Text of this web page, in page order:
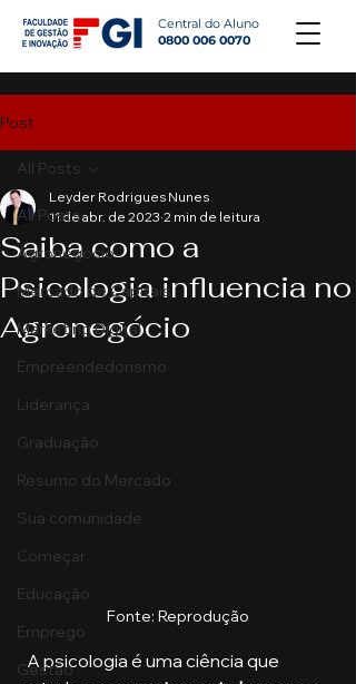
Central do Aluno
0800 006 0070
Post
All Posts
Agronegócio
Mercado de Capitais
Marketing Digital
Empreendedorismo
Liderança
Graduação
Resumo do Mercado
Sua comunidade
Começar
Educação
Emprego
Gestão
All Posts
Saiba como a
Psicologia influencia no
Agronegócio
Leyder Rodrigues Nunes
11 de abr. de 2023 2 min de leitura
Fonte: Reprodução
  A psicologia é uma ciência que